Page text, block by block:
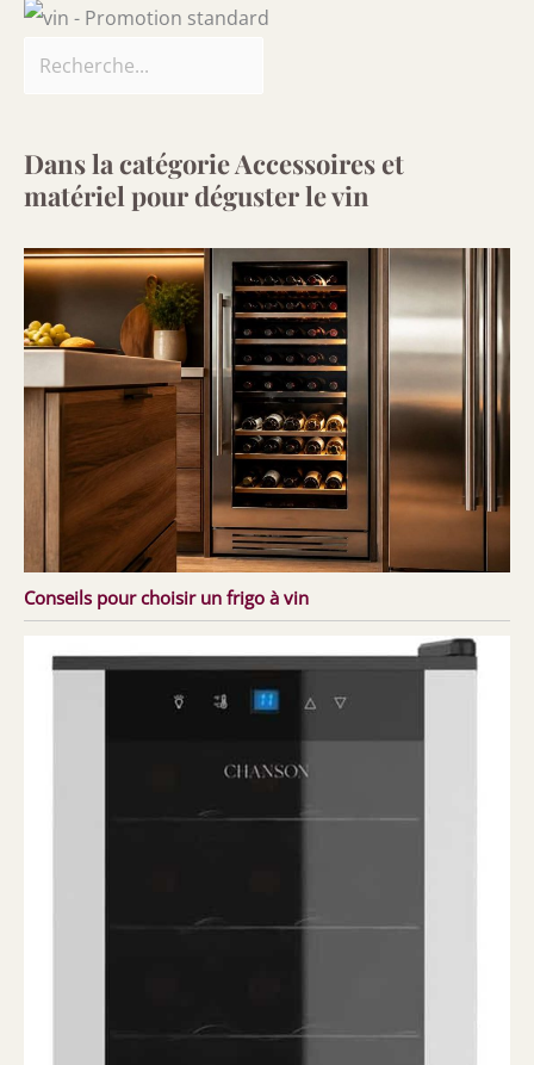
Dans la catégorie Accessoires et
matériel pour déguster le vin
Conseils pour choisir un frigo à vin